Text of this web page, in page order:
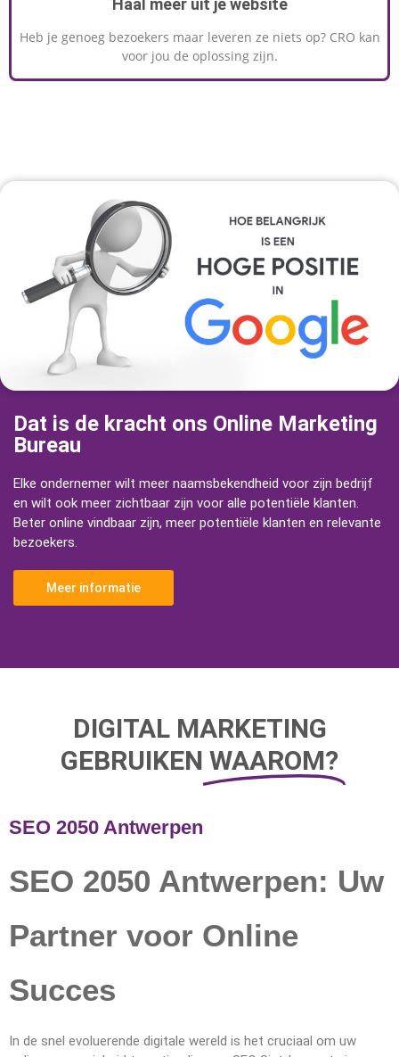
Heb je genoeg bezoekers maar leveren ze niets op? CRO kan
voor jou de oplossing zijn.
Dat is de kracht ons Online Marketing
Bureau
Elke ondernemer wilt meer naamsbekendheid voor zijn bedrijf
en wilt ook meer zichtbaar zijn voor alle potentiële klanten.
Beter online vindbaar zijn, meer potentiële klanten en relevante
bezoekers.
Meer informatie
DIGITAL MARKETING
GEBRUIKEN WAAROM?
SEO 2050 Antwerpen
SEO 2050 Antwerpen: Uw
Partner voor Online
Succes
In de snel evoluerende digitale wereld is het cruciaal om uw